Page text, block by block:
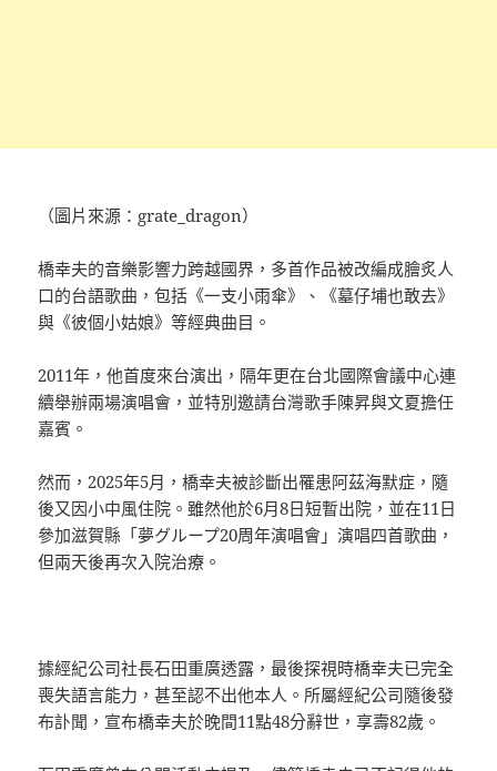
（圖片來源：grate_dragon）
橋幸夫的音樂影響力跨越國界，多首作品被改編成膾炙人
口的台語歌曲，包括《一支小雨傘》、《墓仔埔也敢去》
與《彼個小姑娘》等經典曲目。
2011年，他首度來台演出，隔年更在台北國際會議中心連
續舉辦兩場演唱會，並特別邀請台灣歌手陳昇與文夏擔任
嘉賓。
然而，2025年5月，橋幸夫被診斷出罹患阿茲海默症，隨
後又因小中風住院。雖然他於6月8日短暫出院，並在11日
參加滋賀縣「夢グループ20周年演唱會」演唱四首歌曲，
但兩天後再次入院治療。
據經紀公司社長石田重廣透露，最後探視時橋幸夫已完全
喪失語言能力，甚至認不出他本人。所屬經紀公司隨後發
布訃聞，宣布橋幸夫於晚間11點48分辭世，享壽82歲。